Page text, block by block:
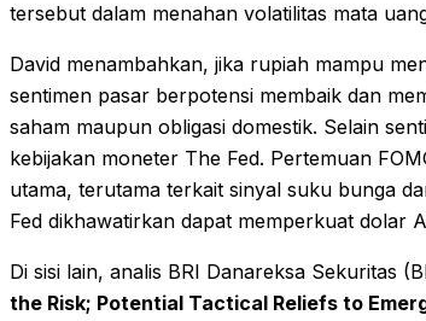
tersebut dalam menahan volatilitas mata
David menambahkan, jika rupiah mampu
sentimen pasar berpotensi membaik dan
saham maupun obligasi domestik. Selain
kebijakan moneter The Fed. Pertemuan
utama, terutama terkait sinyal suku bunga
Fed dikhawatirkan dapat memperkuat dolar
Di sisi lain, analis BRI Danareksa Sekuritas
the Risk; Potential Tactical Reliefs to